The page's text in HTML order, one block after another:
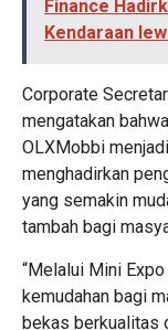
Finance
Kendaraan
Corporate
mengatakan
OLXMobbi
menghadirkan
yang semakin
tambah bagi
“Melalui Mini
kemudahan bagi
bekas berkualitas